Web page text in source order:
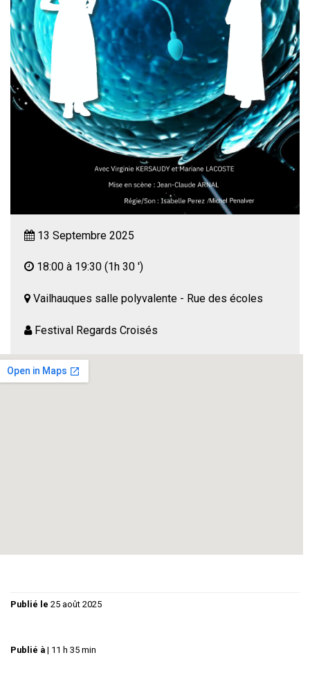
13 Septembre 2025
18:00 à 19:30 (1h 30 ')
Vailhauques salle polyvalente - Rue des écoles
Festival Regards Croisés
Cie La mise en bouteille 34570 Vailhauques
Publié le 25 août 2025
Publié à | 11 h 35 min